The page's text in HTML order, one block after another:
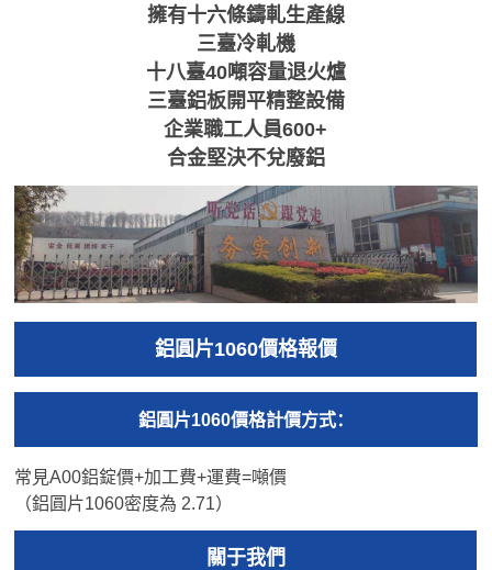
擁有十六條鑄軋生產線
三臺冷軋機
十八臺40噸容量退火爐
三臺鋁板開平精整設備
企業職工人員600+
合金堅決不兌廢鋁
鋁圓片1060價格報價
鋁圓片1060價格計價方式：
常見A00鋁錠價+加工費+運費=噸價
（鋁圓片1060密度為 2.71）
關于我們